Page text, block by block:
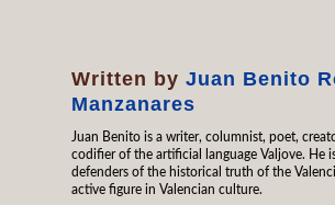
Written by Juan Benito
Manzanares
Juan Benito is a writer, columnist, poet,
codifier of the artificial language Valjove. He
defenders of the historical truth of the
active figure in Valencian culture.